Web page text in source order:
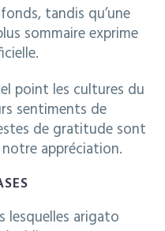
tandis qu’une
sommaire exprime
point les cultures du
sentiments de
de gratitude sont
appréciation.
lesquelles arigato